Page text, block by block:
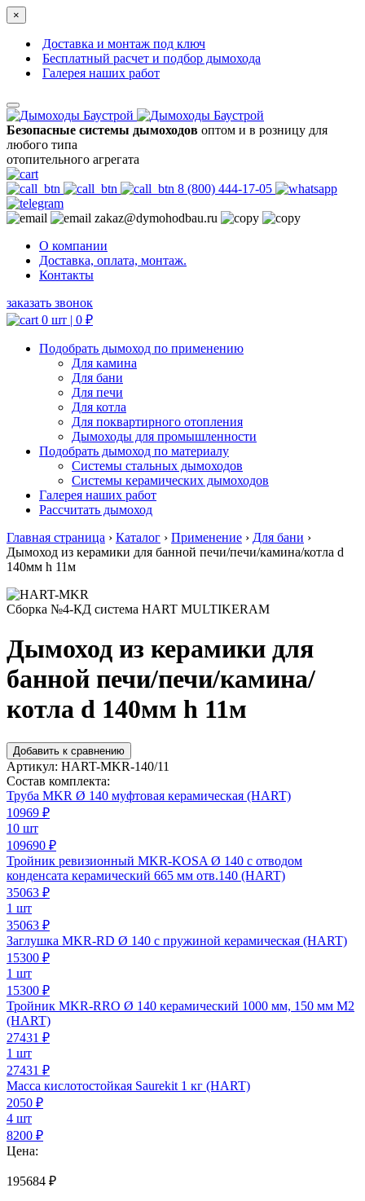
×
Доставка и монтаж под ключ
Бесплатный расчет и подбор дымохода
Галерея наших работ
Безопасные системы дымоходов оптом и в розницу для
любого типа
отопительного агрегата
8 (800) 444-17-05
zakaz@dymohodbau.ru
О компании
Доставка, оплата, монтаж.
Контакты
заказать звонок
0 шт | 0 ₽
Подобрать дымоход по применению
Для камина
Для бани
Для печи
Для котла
Для поквартирного отопления
Дымоходы для промышленности
Подобрать дымоход по материалу
Системы стальных дымоходов
Системы керамических дымоходов
Галерея наших работ
Рассчитать дымоход
Главная страница › Каталог › Применение › Для бани ›
Дымоход из керамики для банной печи/печи/камина/котла d
140мм h 11м
Сборка №4-КД система HART MULTIKERAM
Дымоход из керамики для
банной печи/печи/камина/
котла d 140мм h 11м
Добавить к сравнению
Артикул: HART-MKR-140/11
Состав комплекта:
Труба MKR Ø 140 муфтовая керамическая (HART)
10969 ₽
10 шт
109690 ₽
Тройник ревизионный MKR-KOSA Ø 140 с отводом
конденсата керамический 665 мм отв.140 (HART)
35063 ₽
1 шт
35063 ₽
Заглушка MKR-RD Ø 140 с пружиной керамическая (HART)
15300 ₽
1 шт
15300 ₽
Тройник MKR-RRO Ø 140 керамический 1000 мм, 150 мм М2
(HART)
27431 ₽
1 шт
27431 ₽
Масса кислотостойкая Saurekit 1 кг (HART)
2050 ₽
4 шт
8200 ₽
Цена:
195684 ₽